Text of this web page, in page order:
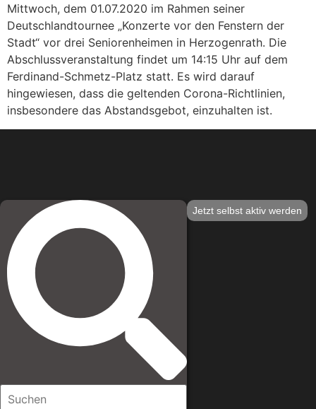
Mittwoch, dem 01.07.2020 im Rahmen seiner
Deutschlandtournee „Konzerte vor den Fenstern der
Stadt“ vor drei Seniorenheimen in Herzogenrath. Die
Abschlussveranstaltung findet um 14:15 Uhr auf dem
Ferdinand-Schmetz-Platz statt. Es wird darauf
hingewiesen, dass die geltenden Corona-Richtlinien,
insbesondere das Abstandsgebot, einzuhalten ist.
Jetzt selbst aktiv werden